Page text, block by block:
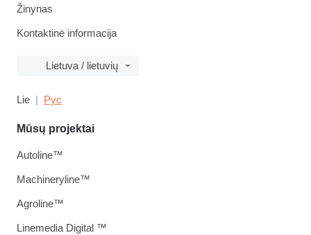
Žinynas
Kontaktinė informacija
Lietuva / lietuvių
Lie Рус
Mūsų projektai
Autoline™
Machineryline™
Agroline™
Linemedia Digital ™